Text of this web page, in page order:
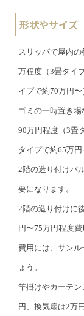
形状やサイズ
スリッパで屋内
万程度（3畳タイ
イプで約70万円〜
ゴミの一時置き
90万円程度（3畳
タイプで約65万
2階の造り付けバ
要になります。
2階の造り付けに
円〜75万円程度費
費用には、サン
ょう。
竿掛けやカーテ
円、換気扇は2万